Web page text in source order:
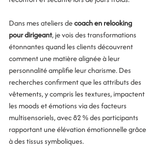
Dans mes ateliers de coach en relooking
pour dirigeant, je vois des transformations
étonnantes quand les clients découvrent
comment une matière alignée à leur
personnalité amplifie leur charisme. Des
recherches confirment que les attributs des
vêtements, y compris les textures, impactent
les moods et émotions via des facteurs
multisensoriels, avec 82 % des participants
rapportant une élévation émotionnelle grâce
à des tissus symboliques.